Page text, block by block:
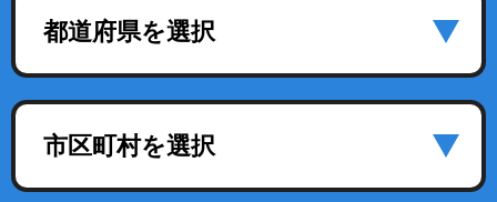
都道府県を選択
市区町村を選択